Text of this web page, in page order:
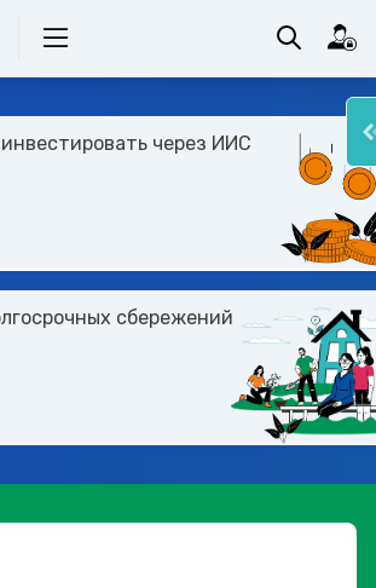
через ИИС
сбережений